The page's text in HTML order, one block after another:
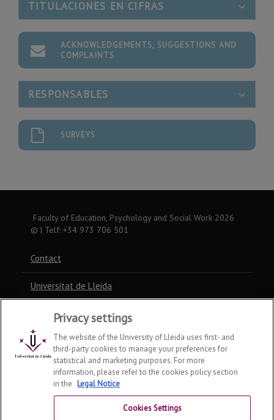
TITULACIONES EN CIFRAS
ACKNOWLEDGEMENTS, SUGGESTIONS AND
COMPLAINTS
RESPONSABLES
SURVEYS
Faculty of Education, Psychology and Social Work 2026
© | Telf: +34 973 706 501
Contact
Universitat de Lleida
Privacy settings
The website of the University of Lleida uses first- and
third-party cookies to manage your preferences for
statistical and marketing purposes. For more
information, please refer to the cookies policy section
in the Legal Notice
Cookies Settings